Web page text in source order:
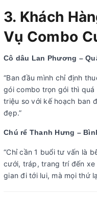
3. Khách
Vụ Combo
Cô dâu Lan Phương –
“Ban đầu mình chỉ định
gói combo trọn gói thì
triệu so với kế hoạch ban
đẹp.”
Chú rể Thanh Hưng –
“Chỉ cần 1 buổi tư vấn là
cưới, tráp, trang trí đến
gian đi tới lui, mà mọi thứ